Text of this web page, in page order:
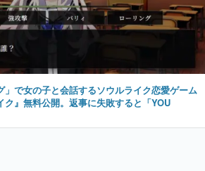
」で女の子と会話するソウルライク恋愛ゲーム
ク』無料公開。返事に失敗すると「YOU